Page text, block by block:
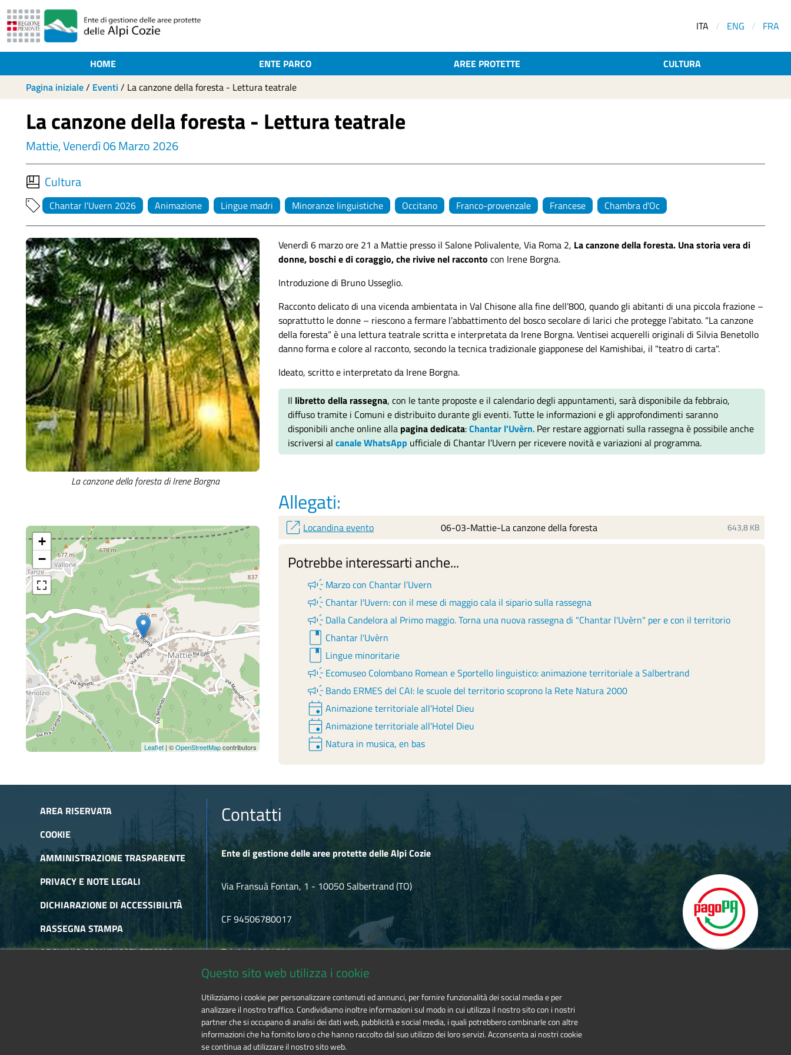
ITA / ENG / FRA
HOME ENTE PARCO AREE PROTETTE
CULTURA
Pagina iniziale/ Eventi / La canzone della foresta - Lettura teatrale
La canzone della foresta - Lettura teatrale
Mattie, Venerdì 06 Marzo 2026
Cultura
Chantar l'Uvern 2026 Animazione Lingue madri Minoranze linguistiche Occitano Franco-provenzale Francese Chambra d'Oc
La canzone della foresta di Irene Borgna
+
−
Leaflet | ©OpenStreetMapcontributors
Venerdì 6 marzo ore 21 a Mattie presso il Salone Polivalente, Via Roma 2, La canzone della foresta. Una storia vera di
donne, boschi e di coraggio, che rivive nel racconto con Irene Borgna.
Introduzione di Bruno Usseglio.
Racconto delicato di una vicenda ambientata in Val Chisone alla fine dell’800, quando gli abitanti di una piccola frazione –
soprattutto le donne – riescono a fermare l’abbattimento del bosco secolare di larici che protegge l'abitato. “La canzone
della foresta” è una lettura teatrale scritta e interpretata da Irene Borgna. Ventisei acquerelli originali di Silvia Benetollo
danno forma e colore al racconto, secondo la tecnica tradizionale giapponese del Kamishibai, il "teatro di carta".
Ideato, scritto e interpretato da Irene Borgna.
Il libretto della rassegna, con le tante proposte e il calendario degli appuntamenti, sarà disponibile da febbraio,
diffuso tramite i Comuni e distribuito durante gli eventi. Tutte le informazioni e gli approfondimenti saranno
disponibili anche online alla pagina dedicata:Chantar l'Uvèrn. Per restare aggiornati sulla rassegna è possibile anche
iscriversi al canale WhatsApp ufficiale di Chantar l’Uvern per ricevere novità e variazioni al programma.
Allegati:
open_in_newLocandina evento 06-03-Mattie-La canzone della foresta 643,8 KB
Potrebbe interessarti anche...
campaign Marzo con Chantar l’Uvern
campaign Chantar l'Uvern: con il mese di maggio cala il sipario sulla rassegna
campaign Dalla Candelora al Primo maggio. Torna una nuova rassegna di "Chantar l'Uvèrn" per e con il territorio
book Chantar l'Uvèrn
book Lingue minoritarie
campaign Ecomuseo Colombano Romean e Sportello linguistico: animazione territoriale a Salbertrand
campaign Bando ERMES del CAI: le scuole del territorio scoprono la Rete Natura 2000
eventAnimazione territoriale all'Hotel Dieu
eventAnimazione territoriale all'Hotel Dieu
event Natura in musica, en bas
AREA RISERVATA
COOKIE
AMMINISTRAZIONE TRASPARENTE
PRIVACY E NOTE LEGALI
DICHIARAZIONE DI ACCESSIBILITÀ
RASSEGNA STAMPA
ARCHIVIO COMUNICATI STAMPA
Contatti
Ente di gestione delle aree protette delle Alpi Cozie
Via Fransuà Fontan, 1 - 10050 Salbertrand (TO)
CF 94506780017
Tel. 0122.854720
Questo sito web utilizza i cookie
Utilizziamo i cookie per personalizzare contenuti ed annunci, per fornire funzionalità dei social media e per
analizzare il nostro traffico. Condividiamo inoltre informazioni sul modo in cui utilizza il nostro sito con i nostri
partner che si occupano di analisi dei dati web, pubblicità e social media, i quali potrebbero combinarle con altre
informazioni che ha fornito loro o che hanno raccolto dal suo utilizzo dei loro servizi. Acconsenta ai nostri cookie
se continua ad utilizzare il nostro sito web.